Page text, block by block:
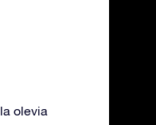
olevia